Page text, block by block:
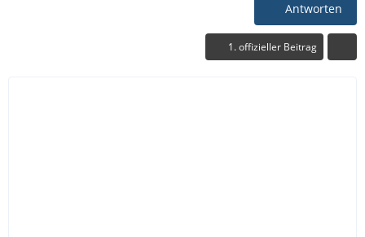
Antworten
1. offizieller Beitrag